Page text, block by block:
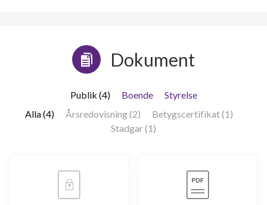
Dokument
Publik (4) Boende
Styrelse
Alla (4)
Årsredovisning (2)
Betygscertifikat (1)
Stadgar (1)